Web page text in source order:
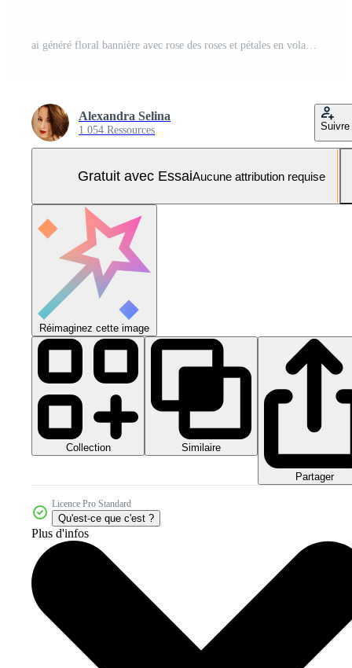
ai généré floral bannière avec rose des roses et pétales en volant sur lumière pastel Contexte. ai généré. Photo Pro
Alexandra Selina
1 054 Ressources Suivre
Gratuit avec EssaiAucune attribution requise
Réimaginez cette image
Collection Similaire
Partager
Licence Pro Standard
Qu'est-ce que c'est ?
Plus d'infos